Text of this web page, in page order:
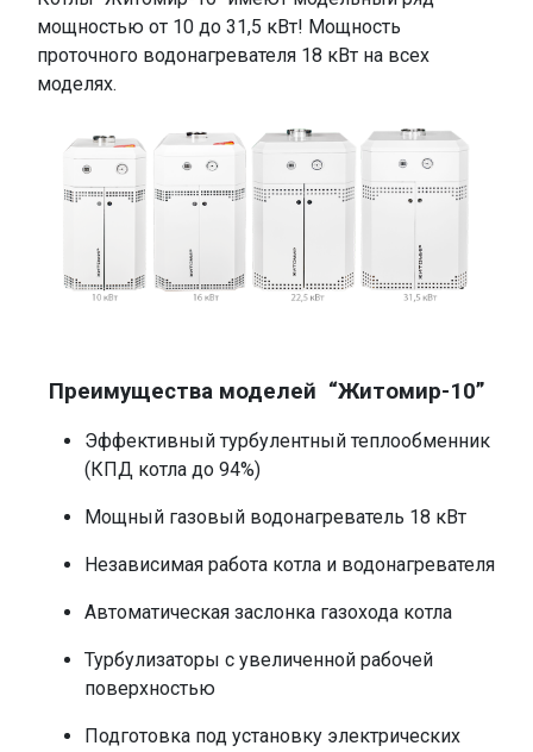
мощностью от 10 до 31,5 кВт! Мощность
проточного водонагревателя 18 кВт на всех
моделях.
Преимущества моделей “Житомир-10”
Эффективный турбулентный теплообменник
(КПД котла до 94%)
Мощный газовый водонагреватель 18 кВт
Независимая работа котла и водонагревателя
Автоматическая заслонка газохода котла
Турбулизаторы с увеличенной рабочей
поверхностью
Подготовка под установку электрических